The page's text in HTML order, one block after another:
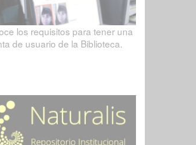
los requisitos para tener una
de usuario de la Biblioteca.